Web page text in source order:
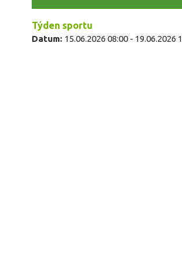
Týden sportu
Datum: 15.06.2026 08:00 - 19.06.2026